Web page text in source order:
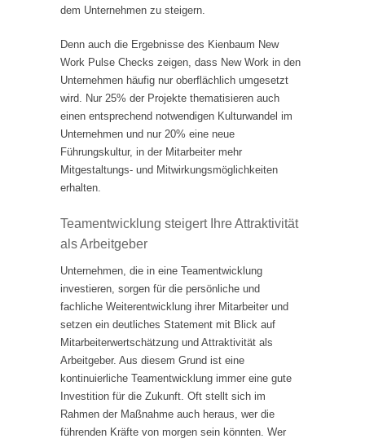
dem Unternehmen zu steigern.
Denn auch die Ergebnisse des Kienbaum New
Work Pulse Checks zeigen, dass New Work in den
Unternehmen häufig nur oberflächlich umgesetzt
wird. Nur 25% der Projekte thematisieren auch
einen entsprechend notwendigen Kulturwandel im
Unternehmen und nur 20% eine neue
Führungskultur, in der Mitarbeiter mehr
Mitgestaltungs- und Mitwirkungsmöglichkeiten
erhalten.
Teamentwicklung steigert Ihre Attraktivität
als Arbeitgeber
Unternehmen, die in eine Teamentwicklung
investieren, sorgen für die persönliche und
fachliche Weiterentwicklung ihrer Mitarbeiter und
setzen ein deutliches Statement mit Blick auf
Mitarbeiterwertschätzung und Attraktivität als
Arbeitgeber. Aus diesem Grund ist eine
kontinuierliche Teamentwicklung immer eine gute
Investition für die Zukunft. Oft stellt sich im
Rahmen der Maßnahme auch heraus, wer die
führenden Kräfte von morgen sein könnten. Wer